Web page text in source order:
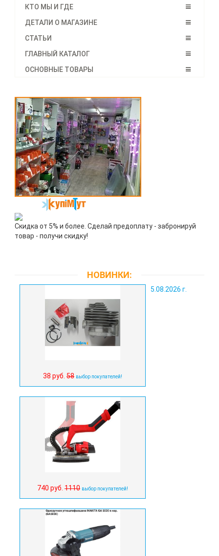
КТО МЫ И ГДЕ
ДЕТАЛИ О МАГАЗИНЕ
СТАТЬИ
ГЛАВНЫЙ КАТАЛОГ
ОСНОВНЫЕ ТОВАРЫ
Скидка от 5% и более. Сделай предоплату - забронируй
товар - получи скидку!
НОВИНКИ:
5.08.2026 г.
38 руб. 58 выбор покупателей!
740 руб. 1110 выбор покупателей!